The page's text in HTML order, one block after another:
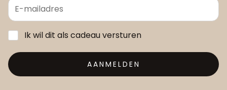
Ik wil dit als cadeau versturen
AANMELDEN